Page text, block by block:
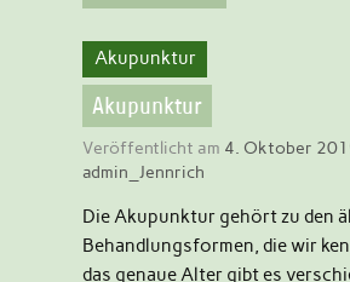
Akupunktur
Akupunktur
Veröffentlicht am 4. Oktober
admin_Jennrich
Die Akupunktur gehört zu den
Behandlungsformen, die wir
das genaue Alter gibt es